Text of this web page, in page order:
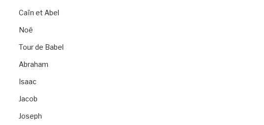
Caïn et Abel
Noé
Tour de Babel
Abraham
Isaac
Jacob
Joseph